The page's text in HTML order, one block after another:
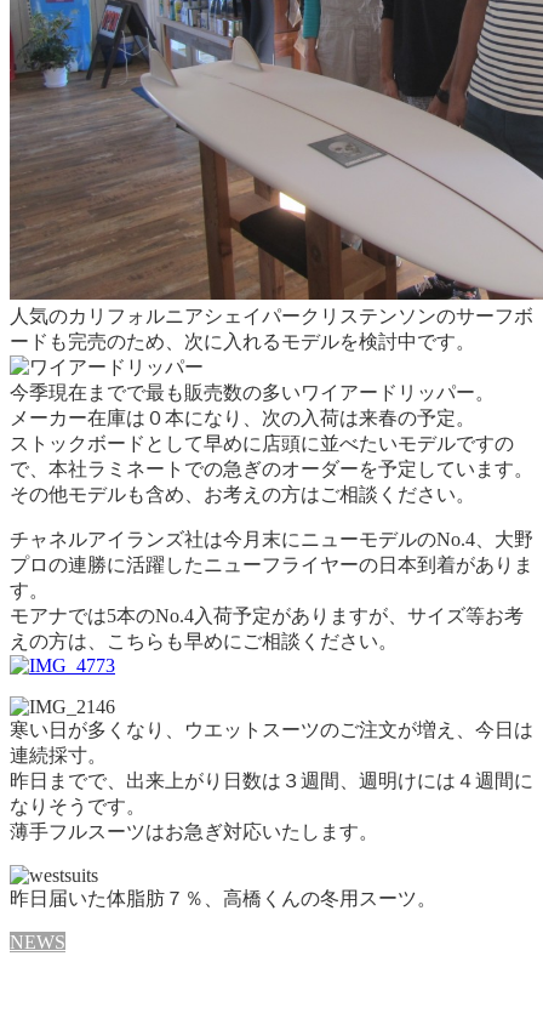
人気のカリフォルニアシェイパークリステンソンのサーフボ
ードも完売のため、次に入れるモデルを検討中です。
今季現在までで最も販売数の多いワイアードリッパー。
メーカー在庫は０本になり、次の入荷は来春の予定。
ストックボードとして早めに店頭に並べたいモデルですの
で、本社ラミネートでの急ぎのオーダーを予定しています。
その他モデルも含め、お考えの方はご相談ください。
チャネルアイランズ社は今月末にニューモデルのNo.4、大野
プロの連勝に活躍したニューフライヤーの日本到着がありま
す。
モアナでは5本のNo.4入荷予定がありますが、サイズ等お考
えの方は、こちらも早めにご相談ください。
寒い日が多くなり、ウエットスーツのご注文が増え、今日は
連続採寸。
昨日までで、出来上がり日数は３週間、週明けには４週間に
なりそうです。
薄手フルスーツはお急ぎ対応いたします。
昨日届いた体脂肪７％、高橋くんの冬用スーツ。
NEWS